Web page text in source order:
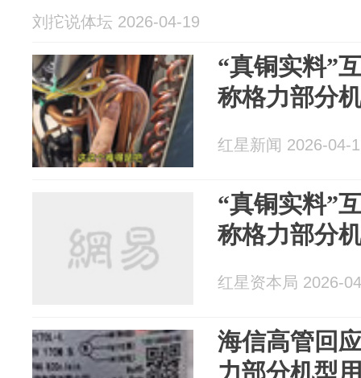
刘拕说体坛 2026-04-19
“真铜实料”
称格力部分
红星新闻 2026-04-
“真铜实料”
称格力部分
红星资本局 2026-
海信高管回
力部分机型